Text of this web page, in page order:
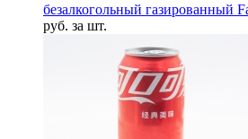
безалкогольный газированный
руб. за шт.